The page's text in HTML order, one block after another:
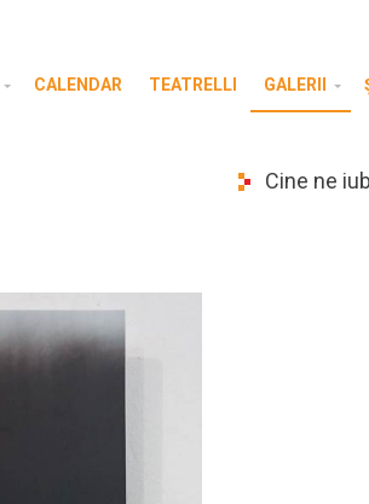
CALENDAR TEATRELLI GALERII
Cine ne